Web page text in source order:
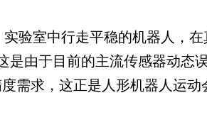
室中行走平稳的机器人，在
是由于目前的主流传感器动态
需求，这正是人形机器人运动